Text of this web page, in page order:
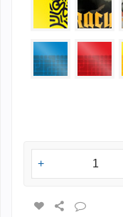
717830
717831
+